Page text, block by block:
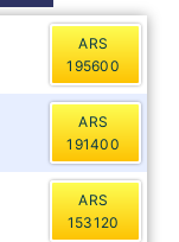
ARS
195600
ARS
191400
ARS
153120